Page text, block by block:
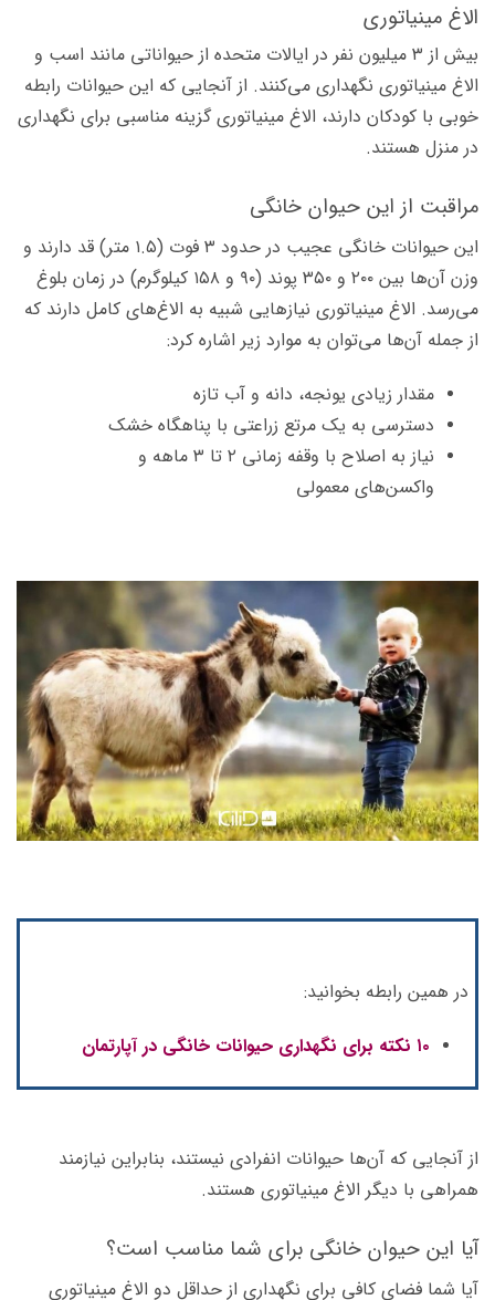
الاغ مینیاتوری
بیش از ۳ میلیون نفر در ایالات متحده از حیواناتی مانند اسب و
الاغ مینیاتوری نگهداری می‌کنند. از آنجایی که این حیوانات رابطه
خوبی با کودکان دارند، الاغ مینیاتوری گزینه مناسبی برای نگهداری
در منزل هستند.
مراقبت از این حیوان خانگی
این حیوانات خانگی عجیب در حدود ۳ فوت (۱.۵ متر) قد دارند و
وزن آن‌ها بین ۲۰۰ و ۳۵۰ پوند (۹۰ و ۱۵۸ کیلوگرم) در زمان بلوغ
می‌رسد. الاغ مینیاتوری نیازهایی شبیه به الاغ‌های کامل دارند که
از جمله آن‌ها می‌توان به موارد زیر اشاره کرد:
مقدار زیادی یونجه، دانه و آب تازه
دسترسی به یک مرتع زراعتی با پناهگاه خشک
نیاز به اصلاح با وقفه زمانی ۲ تا ۳ ماهه و
واکسن‌های معمولی
در همین رابطه بخوانید:
۱۰ نکته برای نگهداری حیوانات خانگی در آپارتمان
از آنجایی که آن‌ها حیوانات انفرادی نیستند، بنابراین نیازمند
همراهی با دیگر الاغ مینیاتوری هستند.
آیا این حیوان خانگی برای شما مناسب است؟
آیا شما فضای کافی برای نگهداری از حداقل دو الاغ مینیاتوری